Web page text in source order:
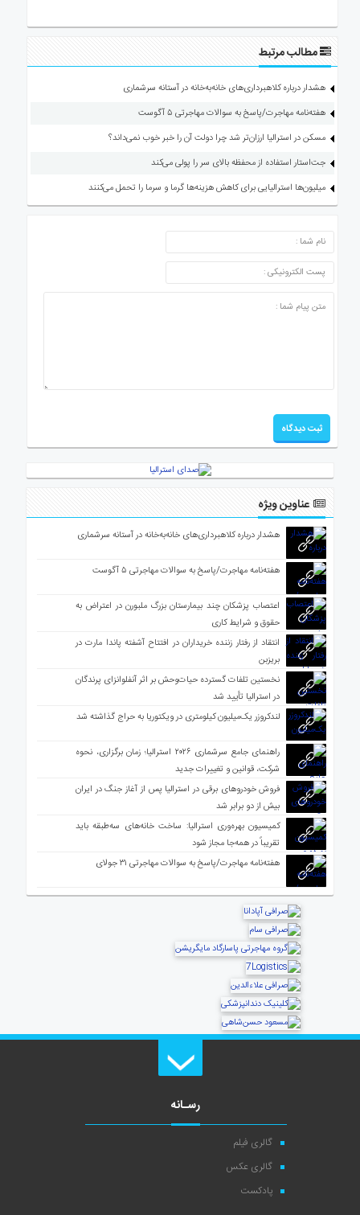
مطالب مرتبط
هشدار درباره کلاهبرداری‌های خانه‌به‌خانه در آستانه سرشماری
هفته‌نامه مهاجرت/پاسخ به سوالات مهاجرتی ۵ آگوست
مسکن در استرالیا ارزان‌تر شد چرا دولت آن را خبر خوب نمی‌داند؟
جت‌استار استفاده از محفظه بالای سر را پولی می‌کند
میلیون‌ها استرالیایی برای کاهش هزینه‌ها گرما و سرما را تحمل می‌کنند
ارسال دیدگاه
عناوین ویژه
هشدار درباره کلاهبرداری‌های خانه‌به‌خانه در آستانه سرشماری
هفته‌نامه مهاجرت/پاسخ به سوالات مهاجرتی ۵ آگوست
اعتصاب پزشکان چند بیمارستان بزرگ ملبورن در اعتراض به
حقوق و شرایط کاری
انتقاد از رفتار زننده خریداران در افتتاح آشفته پاندا مارت در
بریزبن
نخستین تلفات گسترده حیات‌وحش بر اثر آنفلوانزای پرندگان
در استرالیا تأیید شد
لندکروزر یک‌میلیون کیلومتری در ویکتوریا به حراج گذاشته شد
راهنمای جامع سرشماری ۲۰۲۶ استرالیا؛ زمان برگزاری، نحوه
شرکت، قوانین و تغییرات جدید
فروش خودروهای برقی در استرالیا پس از آغاز جنگ در ایران
بیش از دو برابر شد
کمیسیون بهره‌وری استرالیا: ساخت خانه‌های سه‌طبقه باید
تقریباً در همه‌جا مجاز شود
هفته‌نامه مهاجرت/پاسخ به سوالات مهاجرتی ۳۱ جولای
رسـانه
گالری فیلم
گالری عکس
پادکست